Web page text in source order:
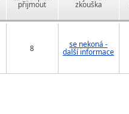
přijmout zkouška
8 se nekoná -
další informace